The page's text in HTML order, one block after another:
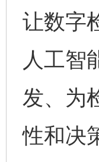
让数字
人工智
发、为
性和决